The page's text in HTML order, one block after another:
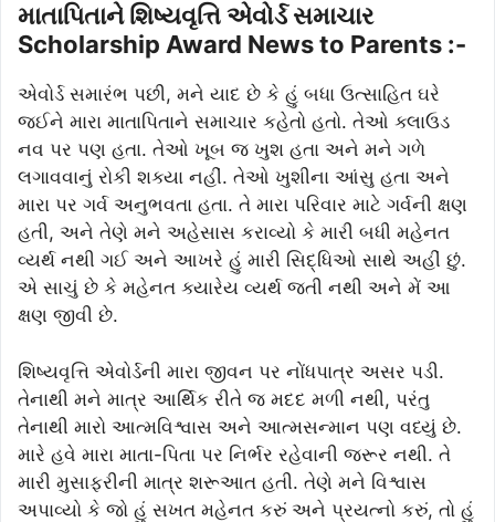
માતાપિતાને શિષ્યવૃત્તિ એવોર્ડ સમાચાર
Scholarship Award News to Parents :-
એવોર્ડ સમારંભ પછી, મને યાદ છે કે હું બધા ઉત્સાહિત ઘરે
જઈને મારા માતાપિતાને સમાચાર કહેતો હતો. તેઓ ક્લાઉડ
નવ પર પણ હતા. તેઓ ખૂબ જ ખુશ હતા અને મને ગળે
લગાવવાનું રોકી શક્યા નહીં. તેઓ ખુશીના આંસુ હતા અને
મારા પર ગર્વ અનુભવતા હતા. તે મારા પરિવાર માટે ગર્વની ક્ષણ
હતી, અને તેણે મને અહેસાસ કરાવ્યો કે મારી બધી મહેનત
વ્યર્થ નથી ગઈ અને આખરે હું મારી સિદ્ધિઓ સાથે અહીં છું.
એ સાચું છે કે મહેનત ક્યારેય વ્યર્થ જતી નથી અને મેં આ
ક્ષણ જીવી છે.
શિષ્યવૃત્તિ એવોર્ડની મારા જીવન પર નોંધપાત્ર અસર પડી.
તેનાથી મને માત્ર આર્થિક રીતે જ મદદ મળી નથી, પરંતુ
તેનાથી મારો આત્મવિશ્વાસ અને આત્મસન્માન પણ વધ્યું છે.
મારે હવે મારા માતા-પિતા પર નિર્ભર રહેવાની જરૂર નથી. તે
મારી મુસાફરીની માત્ર શરૂઆત હતી. તેણે મને વિશ્વાસ
અપાવ્યો કે જો હું સખત મહેનત કરું અને પ્રયત્નો કરું, તો હું